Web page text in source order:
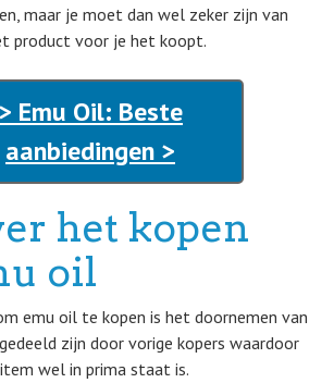
maar je moet dan wel zeker zijn van
product voor je het koopt.
> Emu Oil: Beste
aanbiedingen >
het kopen
oil
emu oil te kopen is het doornemen van
zijn door vorige kopers waardoor
wel in prima staat is.